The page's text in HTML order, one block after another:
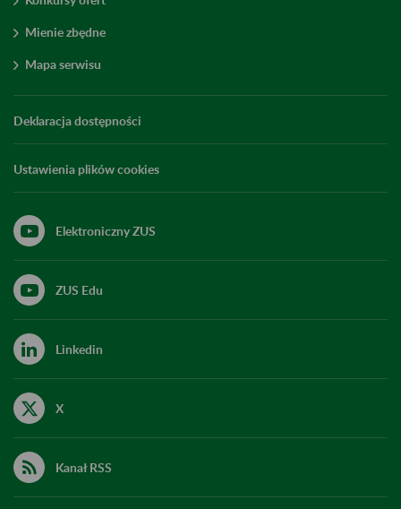
Mienie zbędne
Mapa serwisu
Deklaracja dostępności
Ustawienia plików cookies
Elektroniczny ZUS
ZUS Edu
Linkedin
X
Kanał RSS